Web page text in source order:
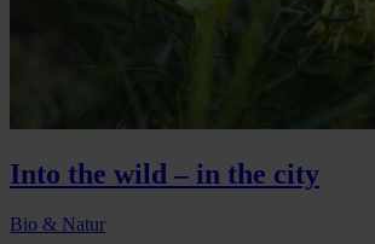
Into the wild – in the city
Bio & Natur